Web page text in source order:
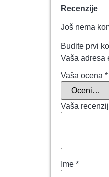
Recenzije
Još nema
Budite prvi
Vaša adresa
Vaša ocena *
Vaša
Ime *